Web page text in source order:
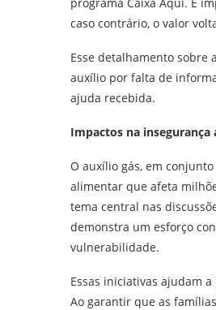
caso contrário, o valor
Esse detalhamento sobre
auxílio por falta de
ajuda recebida.
Impactos na insegurança
O auxílio gás, em
alimentar que afeta
tema central nas
demonstra um esforço
vulnerabilidade.
Essas iniciativas ajudam
Ao garantir que as